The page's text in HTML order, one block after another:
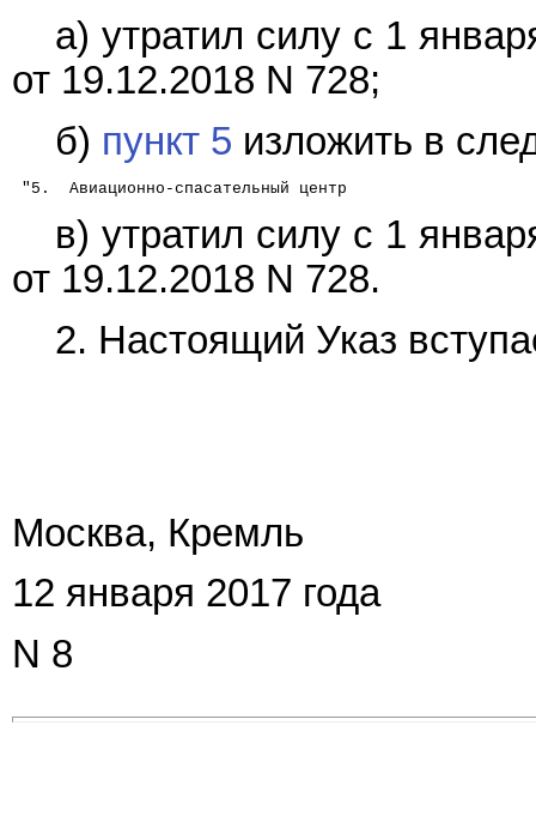
а) утратил силу с 1
от 19.12.2018 N 728;
б) пункт 5 изложить в
"5.  Авиационно-спасательный центр
в) утратил силу с 1
от 19.12.2018 N 728.
2. Настоящий Указ
Москва, Кремль
12 января 2017 года
N 8